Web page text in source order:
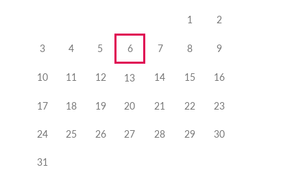
1 2
3 4 5 6 7 8 9
10 11 12 13 14 15 16
17 18 19 20 21 22 23
24 25 26 27 28 29 30
31